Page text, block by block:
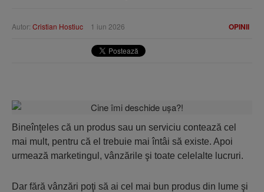
OPINII
Autor: Cristian Hostiuc 1 iun 2026
Bineînţeles că un produs sau un serviciu contează cel
mai mult, pentru că el trebuie mai întâi să existe. Apoi
urmează marketingul, vânzările şi toate celelalte lucruri.
Dar fără vânzări poţi să ai cel mai bun produs din lume şi